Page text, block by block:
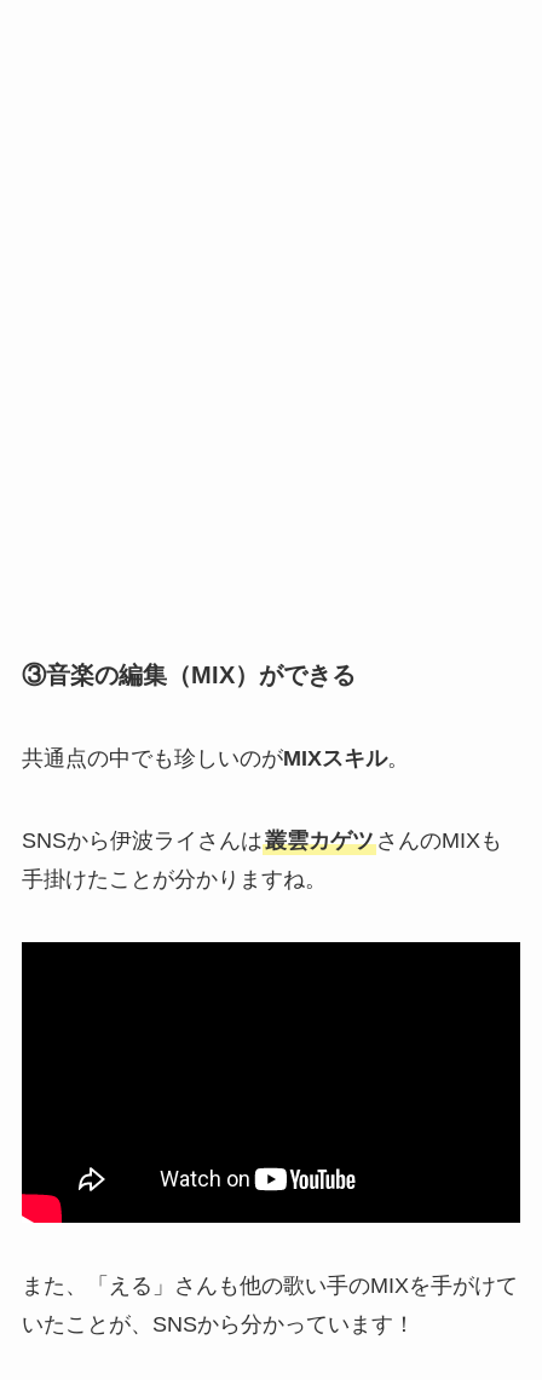
③音楽の編集（MIX）ができる
共通点の中でも珍しいのがMIXスキル。
SNSから伊波ライさんは叢雲カゲツさんのMIXも
手掛けたことが分かりますね。
また、「える」さんも他の歌い手のMIXを手がけて
いたことが、SNSから分かっています！